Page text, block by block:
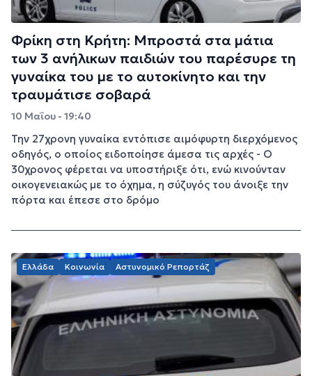
Φρίκη στη Κρήτη: Μπροστά στα μάτια
των 3 ανήλικων παιδιών του παρέσυρε τη
γυναίκα του με το αυτοκίνητο και την
τραυμάτισε σοβαρά
10 Μαΐου - 19:40
Την 27χρονη γυναίκα εντόπισε αιμόφυρτη διερχόμενος
οδηγός, ο οποίος ειδοποίησε άμεσα τις αρχές - Ο
30χρονος φέρεται να υποστήριξε ότι, ενώ κινούνταν
οικογενειακώς με το όχημα, η σύζυγός του άνοιξε την
πόρτα και έπεσε στο δρόμο
Ελλάδα Κοινωνία Αστυνομικό Ρεπορτάζ